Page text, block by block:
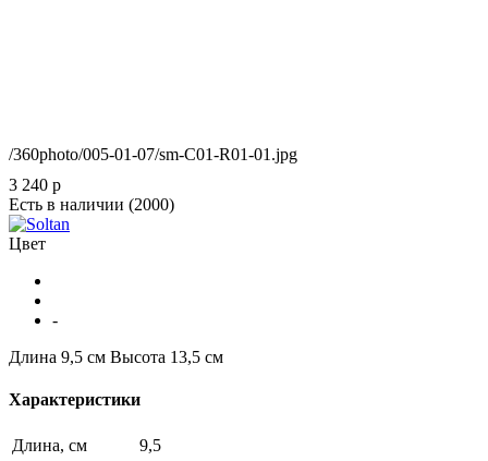
/360photo/005-01-07/sm-C01-R01-01.jpg
3 240 p
Есть в наличии (2000)
Цвет
-
Длина 9,5 см Высота 13,5 см
Характеристики
Длина, см
9,5